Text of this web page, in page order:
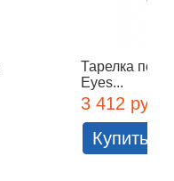
Тарелка
Eyes...
3 412 руб
Купить